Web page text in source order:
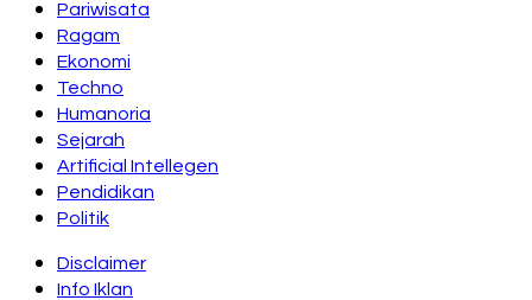
Pariwisata
Ragam
Ekonomi
Techno
Humanoria
Sejarah
Artificial Intellegen
Pendidikan
Politik
Disclaimer
Info Iklan